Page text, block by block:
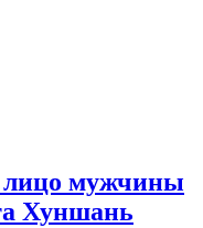
лицо мужчины
Хуншань